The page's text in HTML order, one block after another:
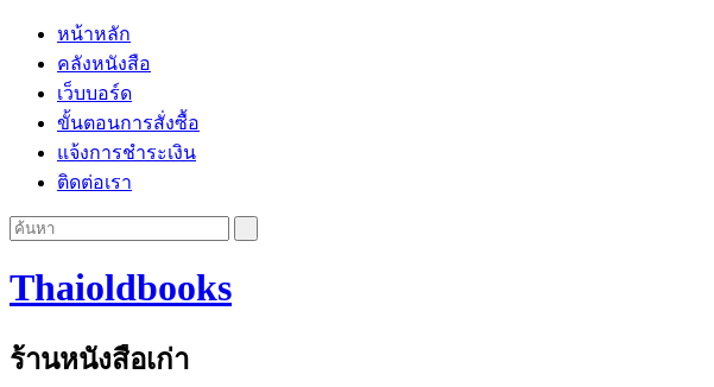
หน้าหลัก
คลังหนังสือ
เว็บบอร์ด
ขั้นตอนการสั่งซื้อ
แจ้งการชำระเงิน
ติดต่อเรา
Thaioldbooks
ร้านหนังสือเก่า